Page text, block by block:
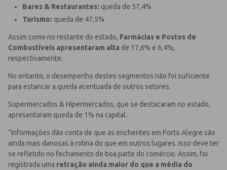
Bares & Restaurantes: queda de 57,4%
Turismo: queda de 47,5%
Assim como no restante do estado, Farmácias e Postos de
Combustíveis apresentaram alta de 17,6% e 6,4%,
respectivamente.
No entanto, o desempenho destes segmentos não foi suficiente
para estancar a queda acentuada de outros setores.
Supermercados & Hipermercados, que se destacaram no estado,
apresentaram queda de 1% na capital.
“Informações dão conta de que as enchentes em Porto Alegre são
ainda mais danosas à rotina do que em outros lugares. Isso deve ter
se refletido no fechamento de boa parte do comércio. Assim, foi
registrada uma retração ainda maior do que a média do